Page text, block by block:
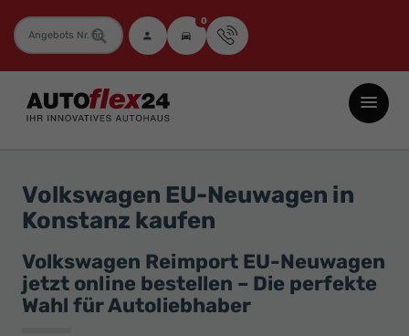
Fahrzeugnummer 0
Autoflex24
GmbH
Neuwagen
Jahreswagen
und
Gebrauchtwagen
zu
Volkswagen EU-Neuwagen in
Konstanz kaufen
Volkswagen Reimport EU-Neuwagen
jetzt online bestellen – Die perfekte
Wahl für Autoliebhaber